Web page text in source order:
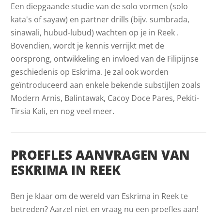
Een diepgaande studie van de solo vormen (solo
kata's of sayaw) en partner drills (bijv. sumbrada,
sinawali, hubud-lubud) wachten op je in Reek .
Bovendien, wordt je kennis verrijkt met de
oorsprong, ontwikkeling en invloed van de Filipijnse
geschiedenis op Eskrima. Je zal ook worden
geïntroduceerd aan enkele bekende substijlen zoals
Modern Arnis, Balintawak, Cacoy Doce Pares, Pekiti-
Tirsia Kali, en nog veel meer.
PROEFLES AANVRAGEN VAN
ESKRIMA IN REEK
Ben je klaar om de wereld van Eskrima in Reek te
betreden? Aarzel niet en vraag nu een proefles aan!